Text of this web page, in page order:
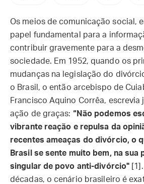
Os meios de comunicação social,
papel fundamental para a
contribuir gravemente para a
sociedade. Em 1952, quando os
mudanças na legislação do
o Brasil, o então arcebispo de
Francisco Aquino Corrêa, escrevia
ação de graças: “Não podemos
vibrante reação e repulsa da
recentes ameaças do divórcio, o
Brasil se sente muito bem, na sua
singular de povo anti-divórcio"
décadas, o cenário brasileiro é